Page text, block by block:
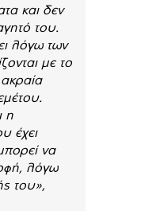
και δεν
του.
λόγω των
με το
η
έχει
να
λόγω
του»,